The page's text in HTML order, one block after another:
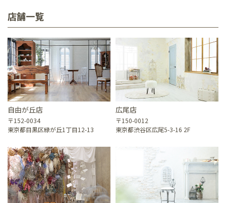
店舗一覧
自由が丘店
〒152-0034
東京都目黒区緑が丘1丁目12-13
広尾店
〒150-0012
東京都渋谷区広尾5-3-16 2F